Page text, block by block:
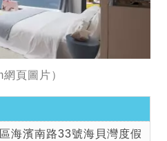
頁圖片）
海濱南路33號海貝灣度假